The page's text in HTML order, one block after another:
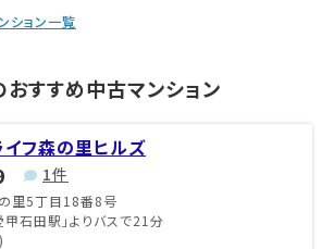
ション一覧
すすめ中古マンション
フ森の里ヒルズ
1件
里5丁目18番8号
石田駅」よりバスで21分